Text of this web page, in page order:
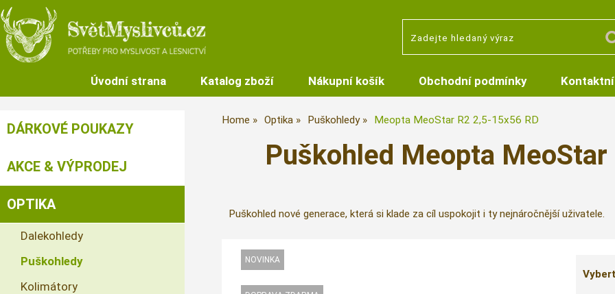
Úvodní strana Katalog zboží Nákupní košík Obchodní podmínky
Home Optika Puškohledy Meopta MeoStar R2 2,5-15x56 RD
Puškohled Meopta
Puškohled nové generace, která si klade za cíl uspokojit i ty nejnáročnější uživatele.
DÁRKOVÉ POUKAZY
AKCE & VÝPRODEJ
OPTIKA
Dalekohledy
Puškohledy
Kolimátory